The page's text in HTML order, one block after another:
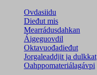
Ovdasiidu
Dieđut mis
Mearrádusdahkan
Áigeguovdil
Oktavuođadieđut
Jorgaleaddjit ja dulkkat
Oahppomateriálagávpi